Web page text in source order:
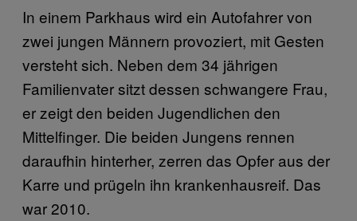
In einem Parkhaus wird ein Autofahrer von
zwei jungen Männern provoziert, mit Gesten
versteht sich. Neben dem 34 jährigen
Familienvater sitzt dessen schwangere Frau,
er zeigt den beiden Jugendlichen den
Mittelfinger. Die beiden Jungens rennen
daraufhin hinterher, zerren das Opfer aus der
Karre und prügeln ihn krankenhausreif. Das
war 2010.